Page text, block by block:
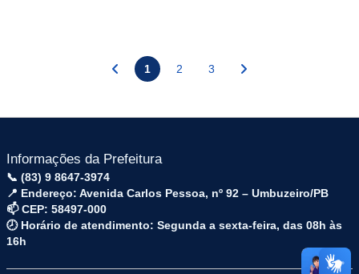
1 2 3
Informações da Prefeitura
📞 (83) 9 8647-3974
📍 Endereço: Avenida Carlos Pessoa, nº 92 – Umbuzeiro/PB
📫 CEP: 58497-000
🕗 Horário de atendimento: Segunda a sexta-feira, das 08h às
16h